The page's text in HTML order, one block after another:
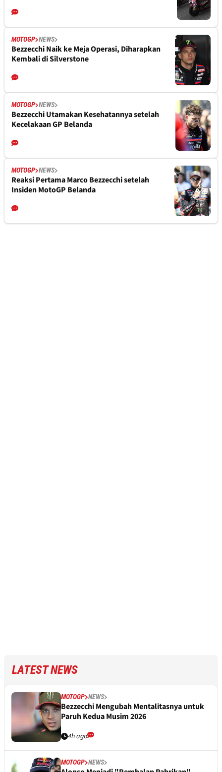
MOTOGP NEWS
Bezzecchi Naik ke Meja Operasi, Diharapkan
Kembali di Silverstone
MOTOGP NEWS
Bezzecchi Utamakan Kesehatannya setelah
Kecelakaan GP Belanda
MOTOGP NEWS
Reaksi Pertama Marco Bezzecchi setelah
Insiden MotoGP Belanda
LATEST NEWS
MOTOGP NEWS
Bezzecchi Mengubah Mentalitasnya untuk
Paruh Kedua Musim 2026
4h ago
MOTOGP NEWS